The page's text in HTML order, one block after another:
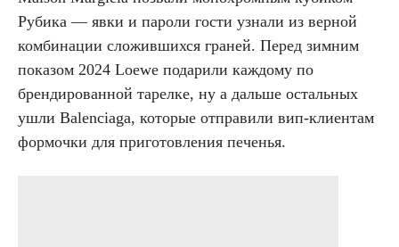
Рубика — явки и пароли гости узнали из верной
комбинации сложившихся граней. Перед зимним
показом 2024 Loewe подарили каждому по
брендированной тарелке, ну а дальше остальных
ушли Balenciaga, которые отправили вип-клиентам
формочки для приготовления печенья.